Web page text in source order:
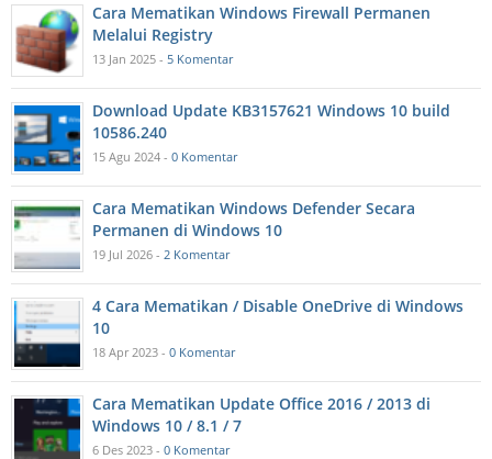
Cara Mematikan Windows Firewall Permanen
Melalui Registry
13 Jan 2025 - 5 Komentar
Download Update KB3157621 Windows 10 build
10586.240
15 Agu 2024 - 0 Komentar
Cara Mematikan Windows Defender Secara
Permanen di Windows 10
19 Jul 2026 - 2 Komentar
4 Cara Mematikan / Disable OneDrive di Windows
10
18 Apr 2023 - 0 Komentar
Cara Mematikan Update Office 2016 / 2013 di
Windows 10 / 8.1 / 7
6 Des 2023 - 0 Komentar